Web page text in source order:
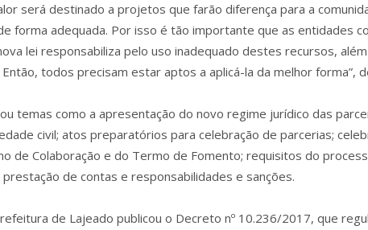
será destinado a projetos que farão diferença para a
forma adequada. Por isso é tão importante que as entidades
lei responsabiliza pelo uso inadequado destes recursos,
todos precisam estar aptos a aplicá-la da melhor forma”,
temas como a apresentação do novo regime jurídico das
civil; atos preparatórios para celebração de parcerias;
de Colaboração e do Termo de Fomento; requisitos do
de contas e responsabilidades e sanções.
de Lajeado publicou o Decreto nº 10.236/2017, que